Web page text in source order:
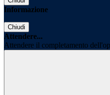
Informazione
Chiudi
Attendere...
Attendere il completamento